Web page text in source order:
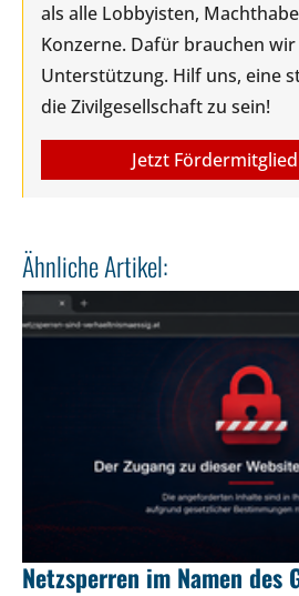
als alle Lobbyisten,
Konzerne. Dafür brauchen
Unterstützung. Hilf uns, eine
die Zivilgesellschaft zu sein!
Jetzt
Ähnliche Artikel:
Netzsperren im Namen des